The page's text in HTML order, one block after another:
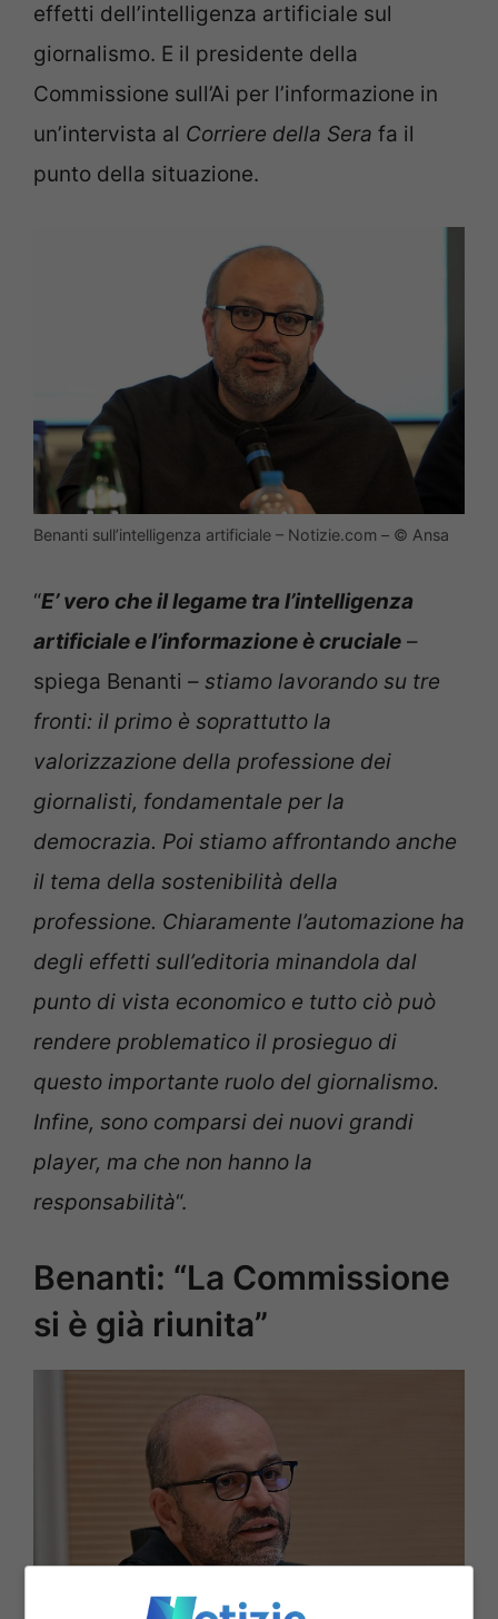
effetti dell’intelligenza artificiale sul
giornalismo. E il presidente della
Commissione sull’Ai per l’informazione in
un’intervista al Corriere della Sera fa il
punto della situazione.
Benanti sull’intelligenza artificiale – Notizie.com – © Ansa
“E’ vero che il legame tra l’intelligenza
artificiale e l’informazione è cruciale –
spiega Benanti – stiamo lavorando su tre
fronti: il primo è soprattutto la
valorizzazione della professione dei
giornalisti, fondamentale per la
democrazia. Poi stiamo affrontando anche
il tema della sostenibilità della
professione. Chiaramente l’automazione ha
degli effetti sull’editoria minandola dal
punto di vista economico e tutto ciò può
rendere problematico il prosieguo di
questo importante ruolo del giornalismo.
Infine, sono comparsi dei nuovi grandi
player, ma che non hanno la
responsabilità“.
Benanti: “La Commissione
si è già riunita”